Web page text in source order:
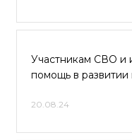
Участникам СВО и
помощь в развитии
20.08.24